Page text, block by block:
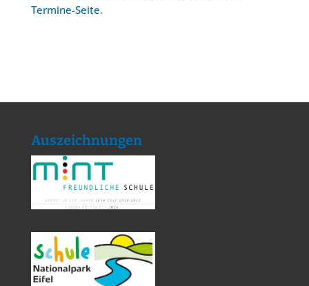
Termine-Seite.
Auszeichnungen